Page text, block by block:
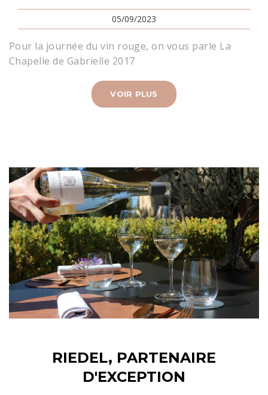
05/09/2023
Pour la journée du vin rouge, on vous parle La
Chapelle de Gabrielle 2017
VOIR PLUS
RIEDEL, PARTENAIRE
D'EXCEPTION